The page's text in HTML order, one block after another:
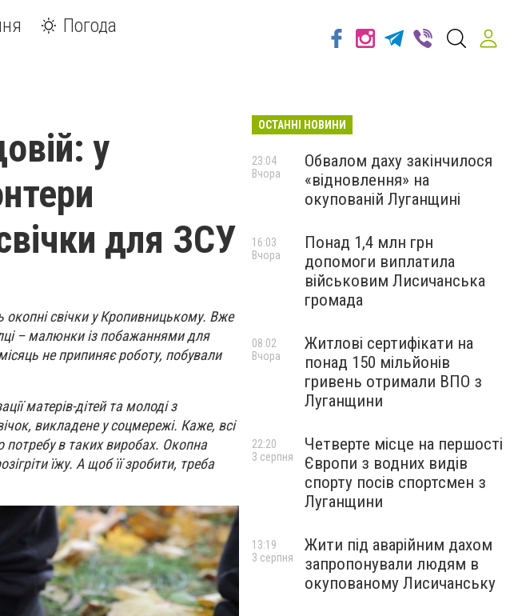
Погода
у
для ЗСУ
окопні свічки у Кропивницькому. Вже
– малюнки із побажаннями для
не припиняє роботу, побували
матерів-дітей та молоді з
викладене у соцмережі. Каже, всі
потребу в таких виробах. Окопна
їжу. А щоб її зробити, треба
ОСТАННІ НОВИНИ
Обвалом даху закінчилося
«відновлення» на
окупованій Луганщині
23:04
Вчора
Понад 1,4 млн грн
допомоги виплатила
військовим Лисичанська
громада
16:03
Вчора
Житлові сертифікати на
понад 150 мільйонів
гривень отримали ВПО з
Луганщини
08:02
Вчора
Четверте місце на першості
Європи з водних видів
спорту посів спортсмен з
Луганщини
22:20
3 серпня
Жити під аварійним дахом
запропонували людям в
окупованому Лисичанську
13:19
3 серпня